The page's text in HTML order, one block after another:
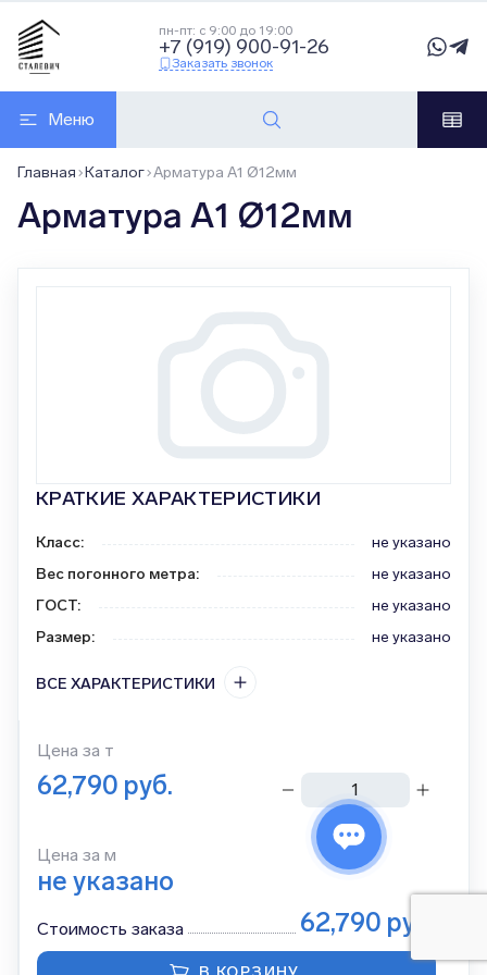
пн-пт: с 9:00 до 19:00
+7 (919) 900-91-26
Заказать звонок
Меню
Главная Каталог Арматура А1 Ø12мм
Арматура А1 Ø12мм
КРАТКИЕ ХАРАКТЕРИСТИКИ
Класс:
не указано
Вес погонного метра:
не указано
ГОСТ:
не указано
Размер: не указано
ВСЕ ХАРАКТЕРИСТИКИ
Цена за т
62,790 руб.
тонн
Цена за м
не указано
Стоимость заказа 62,790 руб.